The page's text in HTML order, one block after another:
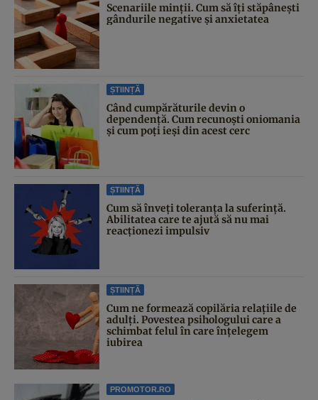
Scenariile minții. Cum să îți stăpânești
gândurile negative și anxietatea
ȘTIINȚĂ
Când cumpărăturile devin o
dependență. Cum recunoști oniomania
și cum poți ieși din acest cerc
ȘTIINȚĂ
Cum să înveți toleranța la suferință.
Abilitatea care te ajută să nu mai
reacționezi impulsiv
ȘTIINȚĂ
Cum ne formează copilăria relațiile de
adulți. Povestea psihologului care a
schimbat felul în care înțelegem
iubirea
PROMOTOR.RO